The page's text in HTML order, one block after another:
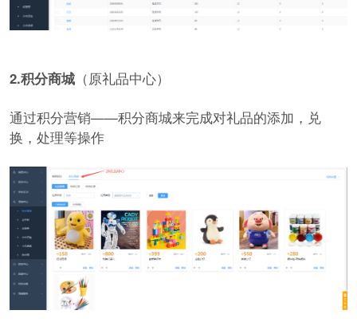
2.积分商城（原礼品中心）
通过积分营销——积分商城来完成对礼品的添加，兑
换，处理等操作